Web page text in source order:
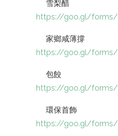
雪梨醋
https://goo.gl/forms/
家鄉咸薄撐
https://goo.gl/forms/
包餃
https://goo.gl/forms/
環保首飾
https://goo.gl/forms/